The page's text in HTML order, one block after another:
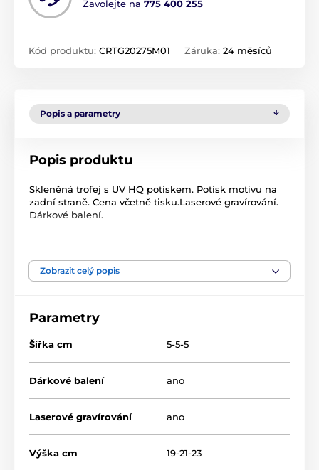
Zavolejte na 775 400 255
Kód produktu: CRTG20275M01 Záruka: 24 měsíců
Popis a parametry
Popis produktu
Skleněná trofej s UV HQ potiskem. Potisk motivu na
zadní straně. Cena včetně tisku.Laserové gravírování.
Dárkové balení.
Golf Skleněné trofeje
Zobrazit celý popis
Parametry
Šířka cm 5-5-5
Dárkové balení ano
Laserové gravírování ano
Výška cm 19-21-23